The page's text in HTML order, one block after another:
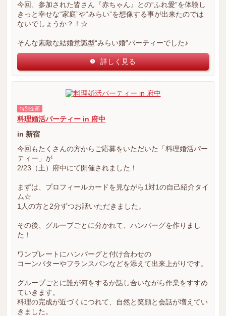
今回、参加された皆さん『赤ちゃん』との“ふれ愛”を体験し
きっと幸せな“家庭”や“みらい”を想像する事が出来たのでは
ないでしょうか？！☆
そんな素敵な結婚意識型“みらい婚”パーティーでした♪
詳しく見る
特別企画
料理婚活パーティー in 府中
in 新宿
今回もたくさんの方からご応募をいただいた「料理婚活パー
ティー」が
2/23（土）府中にて開催されました！
まずは、プロフィールカードを見ながら1対1の自己紹介タイ
ム☆
1人の方と2分ずつお話いただきました。
その後、グループごとに分かれて、ハンバーグを作りまし
た！
ワンプレートにハンバーグと付け合わせの
コーンバターやフランスパンなどを添えて出来上がりです。
グループごとに誰が何をするか話し合いながら作業をすすめ
ていきます。
料理の完成が近づくにつれて、自然と笑顔と会話が増えてい
きました。